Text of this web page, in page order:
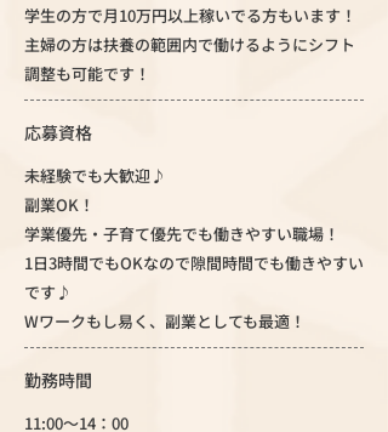
学生の方で月10万円以上稼いでる方もいます！
主婦の方は扶養の範囲内で働けるようにシフト
調整も可能です！
応募資格
未経験でも大歓迎♪
副業OK！
学業優先・子育て優先でも働きやすい職場！
1日3時間でもOKなので隙間時間でも働きやすい
です♪
Wワークもし易く、副業としても最適！
勤務時間
11:00～14：00